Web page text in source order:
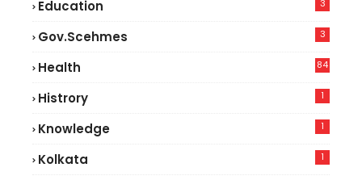
Education 3
Gov.scehmes 3
Health
84
Histrory 1
Knowledge 1
Kolkata 1